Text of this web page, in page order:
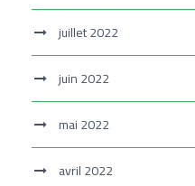
juillet 2022
juin 2022
mai 2022
avril 2022